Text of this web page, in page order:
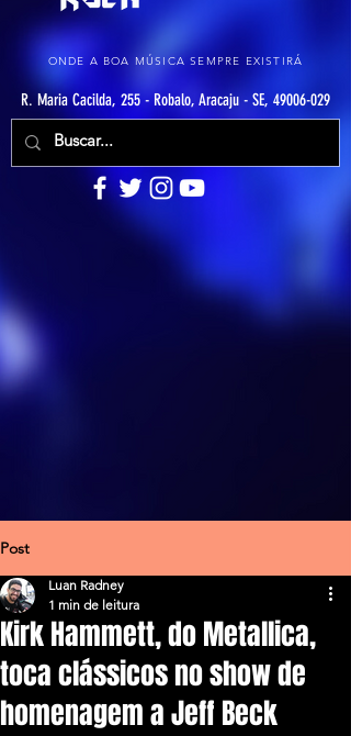
ONDE A BOA MÚSICA SEMPRE EXISTIRÁ
R. Maria Cacilda, 255 - Robalo, Aracaju - SE, 49006-029
Post
Kirk Hammett, do Metallica,
toca clássicos no show de
homenagem a Jeff Beck
Luan Radney
1 min de leitura